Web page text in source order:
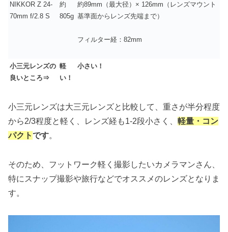
NIKKOR Z 24-
70mm f/2.8 S
約
805g
約89mm（最大径）× 126mm（レンズマウント
基準面からレンズ先端まで）
フィルター経：82mm
小三元レンズの
良いところ⇒
軽
い！
小さい！
小三元レンズは大三元レンズと比較して、重さが半分程度
から2/3程度と軽く、レンズ経も1-2段小さく、 軽量・コン
パクトです。
そのため、フットワーク軽く撮影したいカメラマンさん、
特にスナップ撮影や旅行などでオススメのレンズとなりま
す。